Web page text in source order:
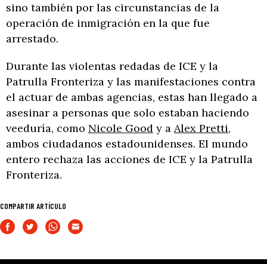
sino también por las circunstancias de la
operación de inmigración en la que fue
arrestado.
Durante las violentas redadas de ICE y la
Patrulla Fronteriza y las manifestaciones contra
el actuar de ambas agencias, estas han llegado a
asesinar a personas que solo estaban haciendo
veeduría, como Nicole Good y a Alex Pretti,
ambos ciudadanos estadounidenses. El mundo
entero rechaza las acciones de ICE y la Patrulla
Fronteriza.
COMPARTIR ARTÍCULO